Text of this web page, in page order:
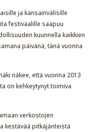
ja kansainvälisille
festivaalille saapuu
kuunnella kaikkien
päivänä, tänä vuonna
näkee, että vuonna 2013
on kehkeytynyt toimiva
verkostojen
kestävää pitkäjänteistä